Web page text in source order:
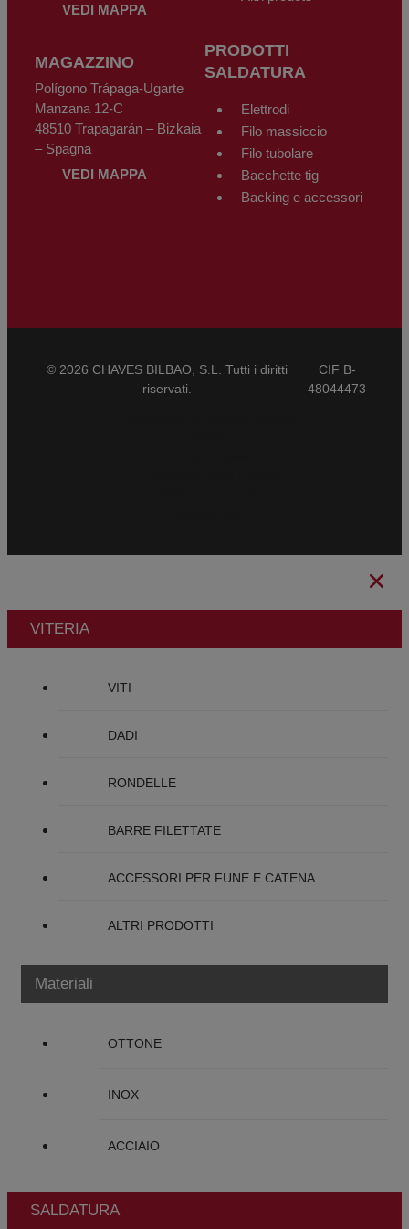
VEDI MAPPA
MAGAZZINO
Polígono Trápaga-Ugarte
Manzana 12-C
48510 Trapagarán – Bizkaia
– Spagna
VEDI MAPPA
PRODOTTI
SALDATURA
Elettrodi
Filo massiccio
Filo tubolare
Bacchette tig
Backing e accessori
© 2026 CHAVES BILBAO, S.L. Tutti i diritti
riservati.
CIF B-
48044473
VITERIA
VITI
DADI
RONDELLE
BARRE FILETTATE
ACCESSORI PER FUNE E CATENA
ALTRI PRODOTTI
Materiali
OTTONE
INOX
ACCIAIO
SALDATURA